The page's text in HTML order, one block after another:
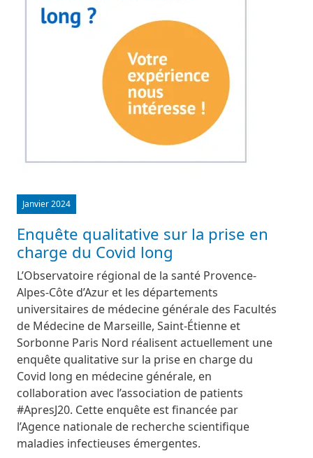
Janvier 2024
Enquête qualitative sur la prise en
charge du Covid long
L’Observatoire régional de la santé Provence-
Alpes-Côte d’Azur et les départements
universitaires de médecine générale des Facultés
de Médecine de Marseille, Saint-Étienne et
Sorbonne Paris Nord réalisent actuellement une
enquête qualitative sur la prise en charge du
Covid long en médecine générale, en
collaboration avec l’association de patients
#ApresJ20. Cette enquête est financée par
l’Agence nationale de recherche scientifique
maladies infectieuses émergentes.